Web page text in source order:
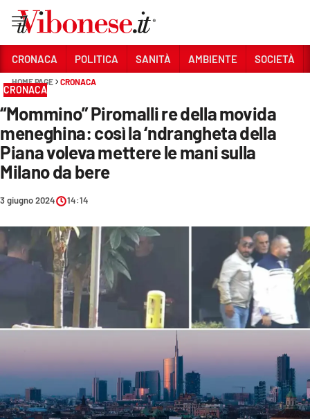
Sezioni
CRONACA
POLITICA
SANITÀ
AMBIENTE
SOCIETÀ
CULTURA
ECONOMIA E LAVORO
EVENTI
Streaming
LAC TV
CRONACA POLITICA SANITÀ AMBIENTE SOCIETÀ
HOME PAGE CRONACA
CRONACA
“Mommino” Piromalli re della movida
meneghina: così la ‘ndrangheta della
Piana voleva mettere le mani sulla
Milano da bere
3 giugno 2024 14:14